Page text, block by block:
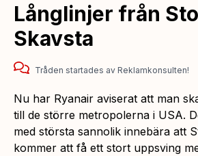
Långlinjer från
Skavsta
Tråden startades av Reklamkonsulten!
Nu har Ryanair aviserat att man
till de större metropolerna i USA.
med största sannolik innebära att
kommer att få ett stort uppsving